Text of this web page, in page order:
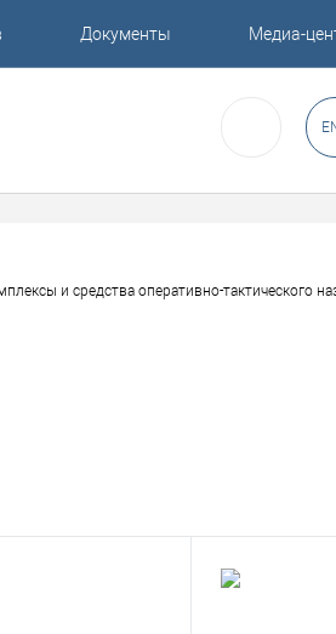
Документы Медиа-
и средства оперативно-тактического